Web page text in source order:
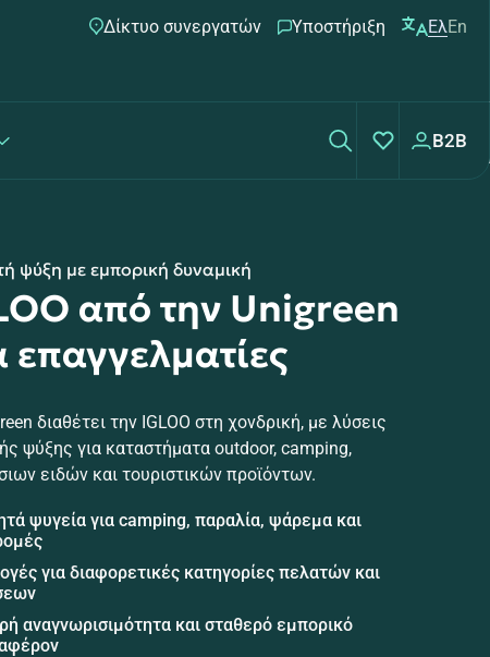
Δίκτυο συνεργατών Υποστήριξη ΕλEn
B2B
ψύξη με εμπορική δυναμική
από την Unigreen
επαγγελματίες
διαθέτει την IGLOO στη χονδρική, με λύσεις
ψύξης για καταστήματα outdoor, camping,
ειδών και τουριστικών προϊόντων.
ψυγεία για camping, παραλία, ψάρεμα και
για διαφορετικές κατηγορίες πελατών και
αναγνωρισιμότητα και σταθερό εμπορικό